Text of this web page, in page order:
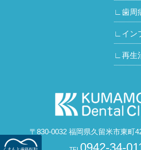
∟歯周
∟イン
∟再生
〒830-0032 福岡県久留米市東町
0942-34-